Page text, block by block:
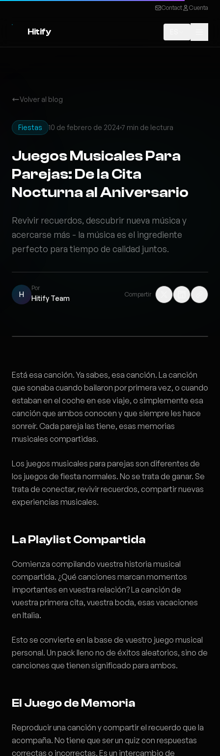
Contact Cuenta
Hitify
Volver al blog
Fiestas 10 de febrero de 2024 7 min de lectura
Juegos Musicales Para
Parejas: De la Cita
Nocturna al Aniversario
Revivir recuerdos, descubrir nueva música y
acercarse más - la música es el ingrediente
perfecto para tiempo de calidad juntos.
H
Por
Hitify Team Compartir
Está esa canción. Ya sabes, esa canción. La canción
que sonaba cuando bailaron por primera vez, o cuando
estaban en el coche en ese viaje, o simplemente esa
canción que ambos conocen y que siempre les hace
sonreír. Cada pareja las tiene, esas memorias
musicales compartidas.
Los juegos musicales para parejas son diferentes de
los juegos de fiesta normales. No se trata de ganar. Se
trata de conectar, revivir recuerdos, compartir nuevas
experiencias musicales.
La Playlist Compartida
Comienza compilando vuestra historia musical
compartida. ¿Qué canciones marcan momentos
importantes en vuestra relación? La canción de
vuestra primera cita, vuestra boda, esas vacaciones
en Italia.
Esto se convierte en la base de vuestro juego musical
personal. Un pack lleno no de éxitos aleatorios, sino de
canciones que tienen significado para ambos.
El Juego de Memoria
Reproducir una canción y compartir el recuerdo que la
acompaña. No tiene que ser un quiz con respuestas
correctas o incorrectas. Es un intercambio de